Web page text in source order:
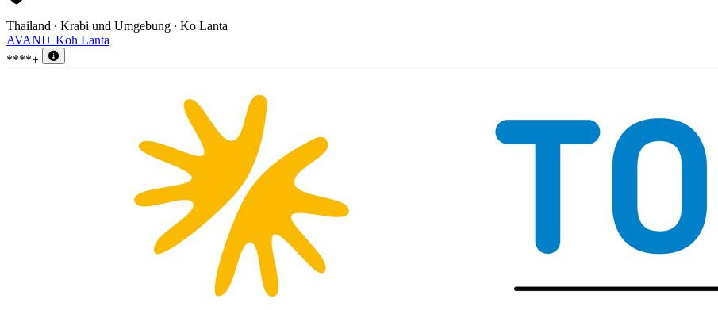
Thailand ∙ Krabi und Umgebung ∙ Ko Lanta
AVANI+ Koh Lanta
****+